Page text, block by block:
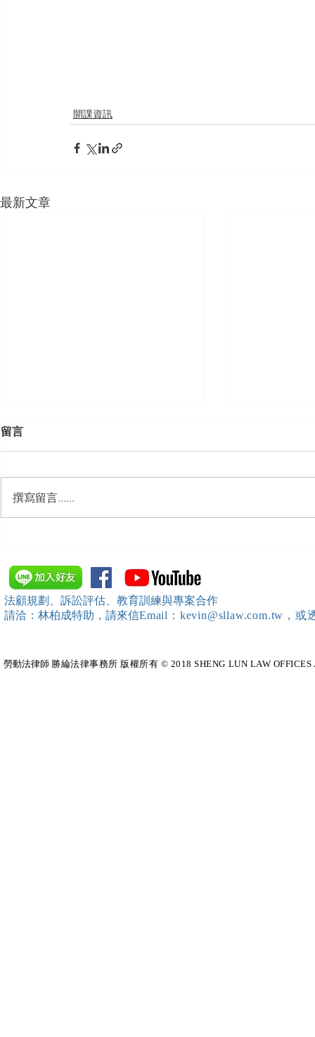
開課資訊
最新文章
座談會(桃園場)）邀請本所所
長 邱靖棠律師擔任《2026 勞
動新制不踩雷！血淚實務案例
大公開》講師
擔任移工
留言
撰寫留言......
法顧規劃、訴訟評估、教育訓練與專案合作
請洽：林柏成特助 ，請來信Email：kevin@sllaw.com.tw，
勞動法律師​ 勝綸法律事務所 版權所有 © 2018 SHENG LUN LAW